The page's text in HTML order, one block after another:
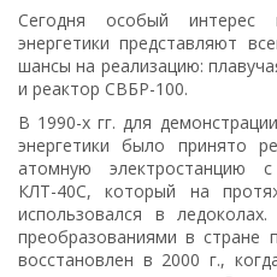
Сегодня особый
энергетики представляют
шансы на реализацию:
и реактор СВБР-100.
В 1990-х гг. для
энергетики было принято
атомную электростанцию
КЛТ-40С, который на
использовался в
преобразованиями в стране
восстановлен в 2000 г.,